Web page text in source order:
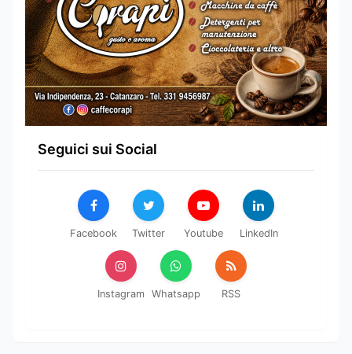
Seguici sui Social
Facebook Twitter Youtube LinkedIn
Instagram Whatsapp RSS